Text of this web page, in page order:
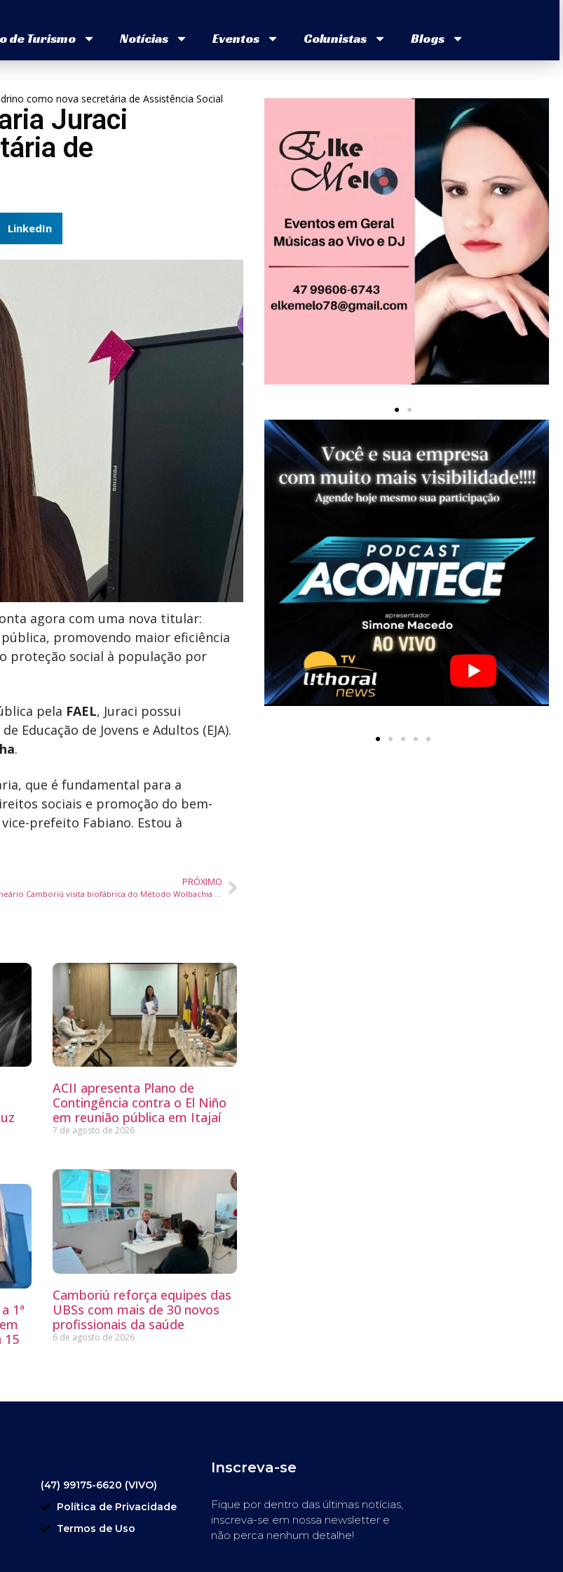
de Turismo Notícias Eventos Colunistas Blogs
como nova secretária de Assistência Social
Juraci
de
LinkedIn
agora com uma nova titular:
promovendo maior eficiência
proteção social à população por
pela FAEL, Juraci possui
Educação de Jovens e Adultos (EJA).
.
que é fundamental para a
sociais e promoção do bem-
prefeito Fabiano. Estou à
PRÓXIMO
Comitiva de Balneário Camboriú visita biofábrica do Método Wolbachia em Joinville para combater arboviroses
ACII apresenta Plano de
Contingência contra o El Niño
em reunião pública em Itajaí
7 de agosto de 2026
1ª
15
Camboriú reforça equipes das
UBSs com mais de 30 novos
profissionais da saúde
6 de agosto de 2026
(47) 99175-6620 (VIVO)
Política de Privacidade
Termos de Uso
Inscreva-se
Fique por dentro das últimas notícias,
inscreva-se em nossa newsletter e
não perca nenhum detalhe!